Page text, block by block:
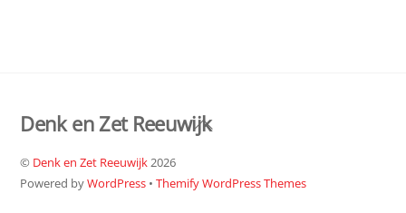
Back
Denk en Zet Reeuwijk
© Denk en Zet Reeuwijk2026
Powered byWordPress •Themify WordPress Themes